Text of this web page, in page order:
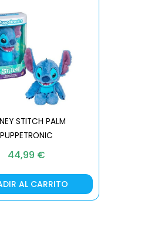
STITCH PALM
PUPPETRONIC
44,99 €
AL CARRITO